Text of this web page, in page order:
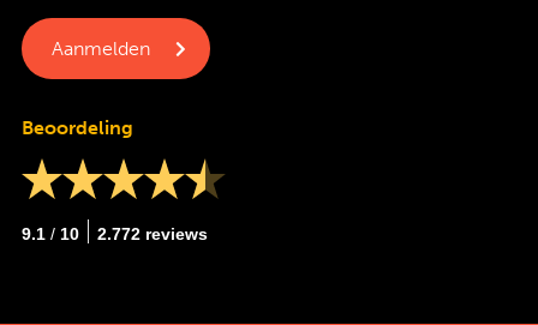
Beoordeling
9.1 / 10 2.772 reviews